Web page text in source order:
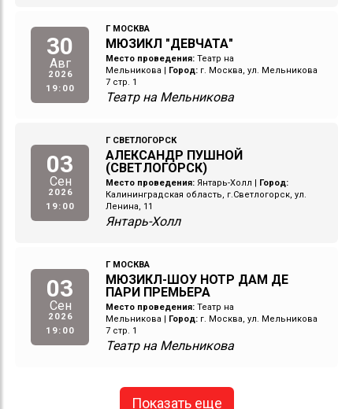
30
Авг
2026
19:00
Г МОСКВА
МЮЗИКЛ "ДЕВЧАТА"
Место проведения: Театр на
Мельникова
Город: г. Москва, ул. Мельникова
7 стр. 1
Театр на Мельникова
03
Сен
2026
19:00
Г СВЕТЛОГОРСК
АЛЕКСАНДР ПУШНОЙ
(СВЕТЛОГОРСК)
Место проведения: Янтарь-Холл
Город:
Калининградская область, г.Светлогорск, ул.
Ленина, 11
Янтарь-Холл
03
Сен
2026
19:00
Г МОСКВА
МЮЗИКЛ-ШОУ НОТР ДАМ ДЕ
ПАРИ ПРЕМЬЕРА
Место проведения: Театр на
Мельникова
Город: г. Москва, ул. Мельникова
7 стр. 1
Театр на Мельникова
Показать еще